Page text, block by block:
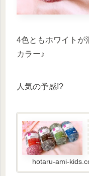
4色ともホワイトが
カラー♪
人気の予感!?
hotaru-ami-